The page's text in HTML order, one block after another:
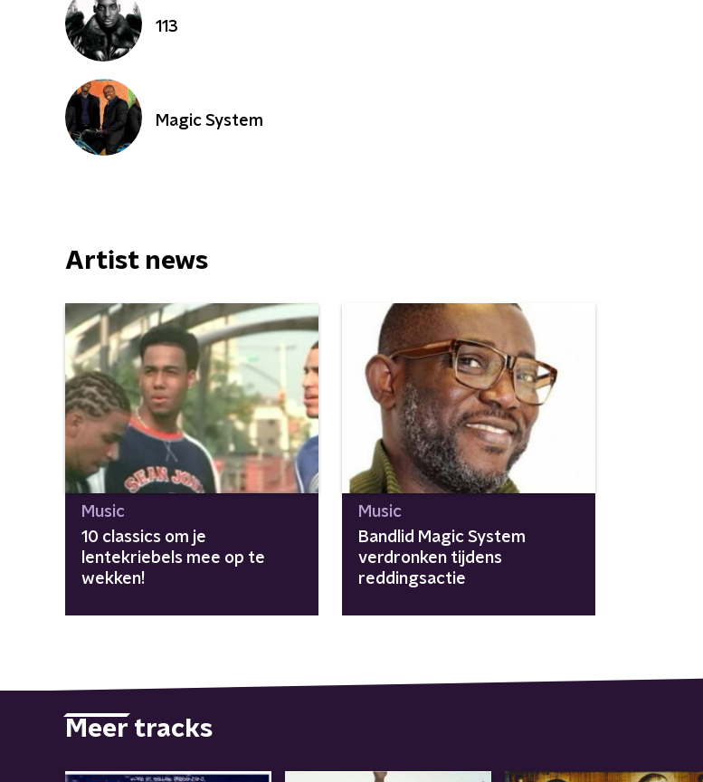
113
Magic System
Artist news
Music
10 classics om je
lentekriebels mee op te
wekken!
Music
Bandlid Magic System
verdronken tijdens
reddingsactie
Meer tracks